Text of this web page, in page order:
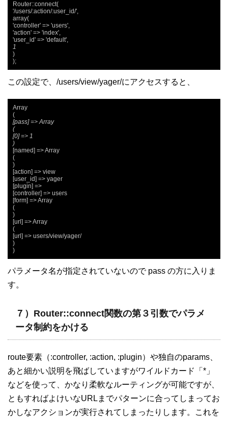
Router::connect(
'/users/:action/:user_id/',
array(
'controller' => 'users',
'action' => 'index',
1
)
);
この設定で、/users/view/yager/にアクセスすると、
Array
[pass] => Array
(
[0] => 1
)
[named] => Array
(
)
[action] => view
[user_id] => yager
[plugin] =>
[controller] => users
[form] => Array
(
)
[url] => Array
(
[url] => users/view/yager/
)
)
パラメータ名が指定されていないので pass の方に入りま
す。
７）Router::connect関数の第３引数でパラメ
ータ制約をかける
route要素（:controller, :action, :plugin）や独自のparams、
あと細かい説明を飛ばしていますがワイルドカード「*」
などを使って、かなり柔軟なルーティングが可能ですが、
ともすればよけいなURLまでパターンに合ってしまってお
かしなアクションが実行されてしまったりします。これを